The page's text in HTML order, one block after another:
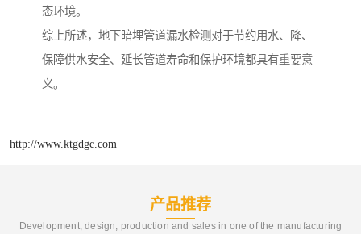
态环境。
综上所述，地下暗埋管道漏水检测对于节约用水、降、
保障供水安全、延长管道寿命和保护环境都具有重要意
义。
http://www.ktgdgc.com
产品推荐
Development, design, production and sales in one of the manufacturing